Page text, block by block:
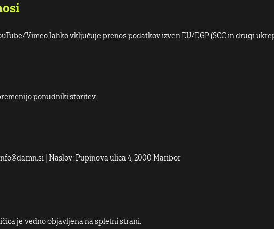
Vimeo lahko vključuje prenos podatkov izven EU/EGP (SCC in drugi
ponudniki storitev.
| Naslov: Pupinova ulica 4, 2000 Maribor
je vedno objavljena na spletni strani.